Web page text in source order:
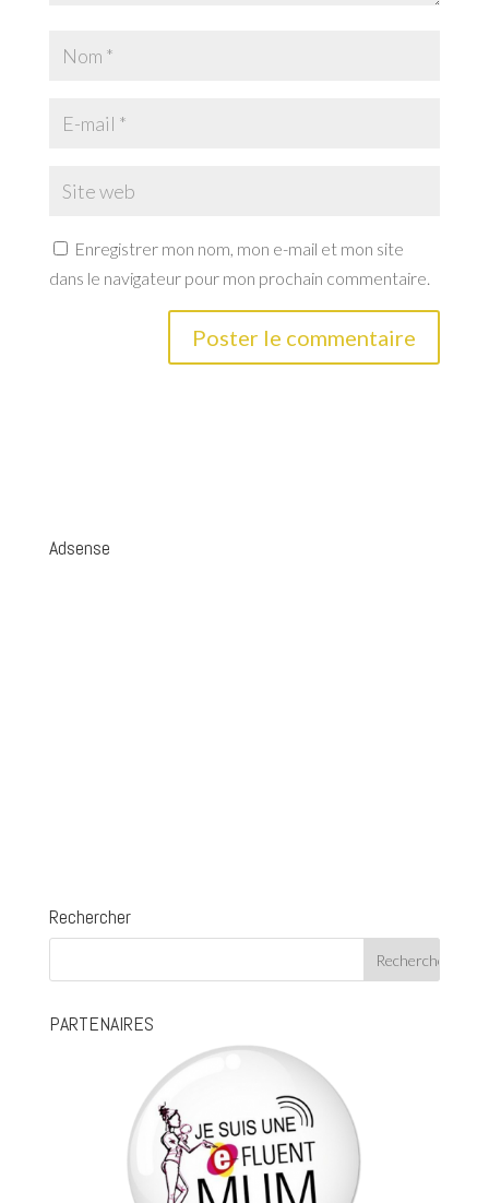
Enregistrer mon nom, mon e-mail et mon site
dans le navigateur pour mon prochain commentaire.
Adsense
Rechercher
PARTENAIRES